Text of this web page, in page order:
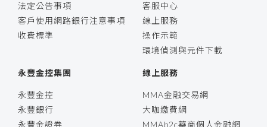
法定公告事項
客戶使用網路銀行注意事項
收費標準
客服中心
線上服務
操作示範
環境偵測與元件下載
永豐金控集團
永豐金控
永豐銀行
永豐金證券
線上服務
MMA金融交易網
大咖繳費網
MMAb2c華商個人金融網